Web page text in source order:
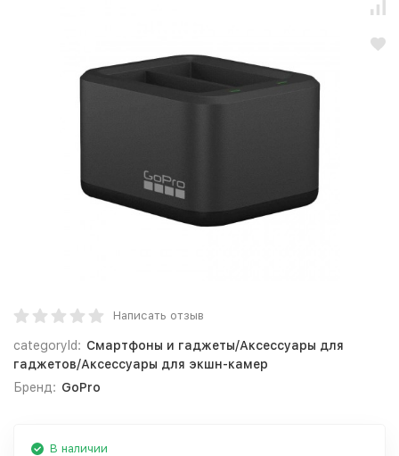
Написать отзыв
categoryId: Смартфоны и гаджеты/Аксессуары для
гаджетов/Аксессуары для экшн-камер
Бренд: GoPro
В наличии